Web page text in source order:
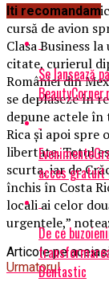
„Surse
cursă de avion
Clasa Business
citate, curierul
României din
se deplaseze în
depune actele
Rica şi apoi spre
libertate. Totul
scurta, iar de
închis în Costa
locali ai celor
urgenţele,”
Articole pe
Urmatorul
Iti recomandam
Se lansează
acces gratuit
De ce
Dentastic